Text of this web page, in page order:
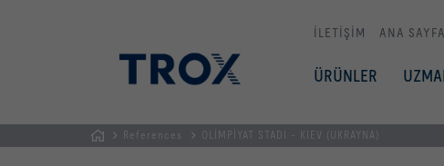
İLETİŞİM ANA SAYFA
ÜRÜNLER
References OLİMPİYAT STADI - KIEV (UKRAYNA)